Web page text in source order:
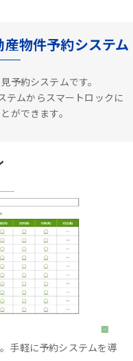
物件予約システム
予約システムです。
テムからスマートロックに
ができます。
手軽に予約システムを導